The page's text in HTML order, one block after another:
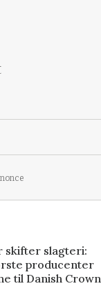
skifter slagteri:
producenter
til Danish Crown